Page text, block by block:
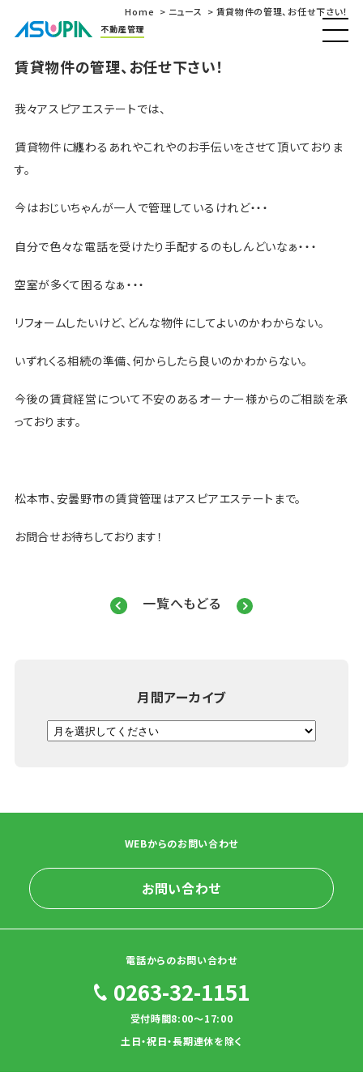
不動産管理
Home ニュース 賃貸物件の管理、お任せ下さい！
賃貸物件の管理、お任せ下さい！
我々アスピアエステートでは、
賃貸物件に纏わるあれやこれやのお手伝いをさせて頂いておりま
す。
今はおじいちゃんが一人で管理しているけれど・・・
自分で色々な電話を受けたり手配するのもしんどいなぁ・・・
空室が多くて困るなぁ・・・
リフォームしたいけど、どんな物件にしてよいのかわからない。
いずれくる相続の準備、何からしたら良いのかわからない。
今後の賃貸経営について不安のあるオーナー様からのご相談を承
っております。
松本市、安曇野市の賃貸管理はアスピアエステートまで。
お問合せお待ちしております！
一覧へもどる
月間アーカイブ
WEBからのお問い合わせ
お問い合わせ
電話からのお問い合わせ
0263-32-1151
受付時間8:00～17:00
土日・祝日・長期連休を除く